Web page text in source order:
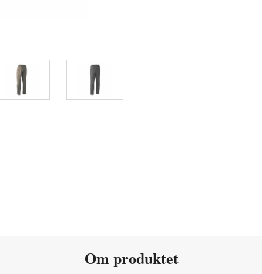
Om produktet